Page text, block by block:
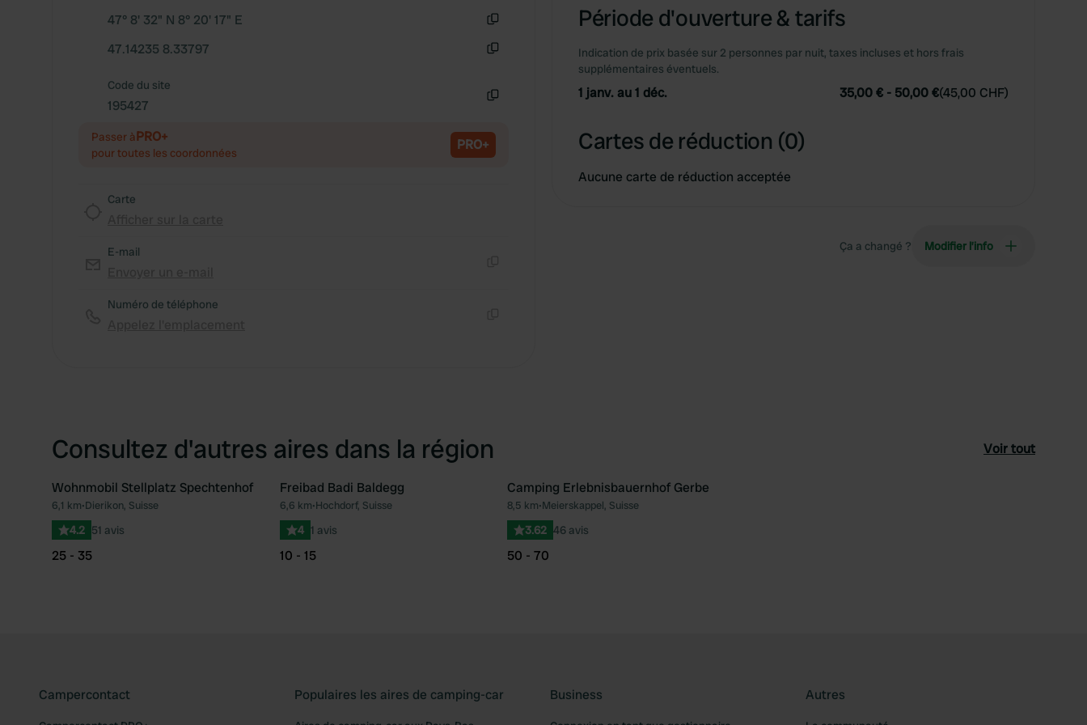
47° 8' 32" N 8° 20' 17" E
47.14235 8.33797
Code du site
195427
Passer àPRO+
pour toutes les coordonnées PRO+
Carte
E-mail
Numéro de téléphone
Période d'ouverture & tarifs
Indication de prix basée sur 2 personnes par nuit, taxes incluses et hors frais
supplémentaires éventuels.
1 janv. au 1 déc. 35,00 € - 50,00 €(45,00 CHF)
Cartes de réduction (0)
Aucune carte de réduction acceptée
Ça a changé ? Modifier l’info
Consultez d'autres aires dans la région Voir tout
Préféré
Wohnmobil Stellplatz Spechtenhof
6,1 km•Dierikon, Suisse
4.2 51 avis
25 - 35
Préféré
Freibad Badi Baldegg
6,6 km•Hochdorf, Suisse
4 1 avis
10 - 15
Camping Erlebnisbauernhof Gerbe
8,5 km•Meierskappel, Suisse
3.62 46 avis
50 - 70
Campercontact Populaires les aires de camping-car Business Autres